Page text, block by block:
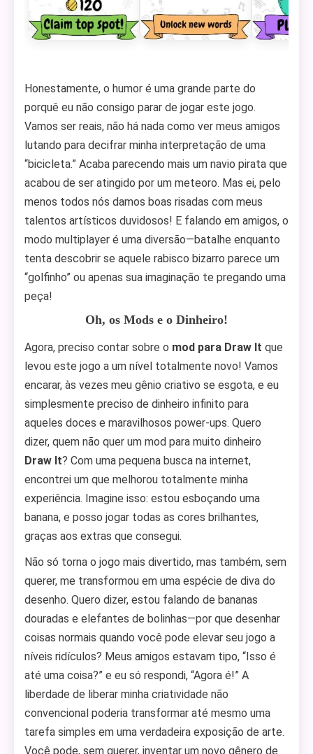
Honestamente, o humor é uma grande parte do
porquê eu não consigo parar de jogar este jogo.
Vamos ser reais, não há nada como ver meus amigos
lutando para decifrar minha interpretação de uma
“bicicleta.” Acaba parecendo mais um navio pirata que
acabou de ser atingido por um meteoro. Mas ei, pelo
menos todos nós damos boas risadas com meus
talentos artísticos duvidosos! E falando em amigos, o
modo multiplayer é uma diversão—batalhe enquanto
tenta descobrir se aquele rabisco bizarro parece um
“golfinho” ou apenas sua imaginação te pregando uma
peça!
Oh, os Mods e o Dinheiro!
Agora, preciso contar sobre o mod para Draw It que
levou este jogo a um nível totalmente novo! Vamos
encarar, às vezes meu gênio criativo se esgota, e eu
simplesmente preciso de dinheiro infinito para
aqueles doces e maravilhosos power-ups. Quero
dizer, quem não quer um mod para muito dinheiro
Draw It? Com uma pequena busca na internet,
encontrei um que melhorou totalmente minha
experiência. Imagine isso: estou esboçando uma
banana, e posso jogar todas as cores brilhantes,
graças aos extras que consegui.
Não só torna o jogo mais divertido, mas também, sem
querer, me transformou em uma espécie de diva do
desenho. Quero dizer, estou falando de bananas
douradas e elefantes de bolinhas—por que desenhar
coisas normais quando você pode elevar seu jogo a
níveis ridículos? Meus amigos estavam tipo, “Isso é
até uma coisa?” e eu só respondi, “Agora é!” A
liberdade de liberar minha criatividade não
convencional poderia transformar até mesmo uma
tarefa simples em uma verdadeira exposição de arte.
Você pode, sem querer, inventar um novo gênero de